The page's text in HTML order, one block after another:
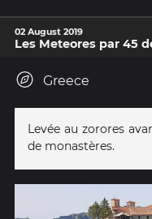
02 August 2019
Les Meteores par 45
Greece
Levée au zorores
de monastères.